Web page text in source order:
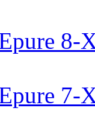
8-
7-